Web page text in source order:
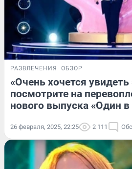
РАЗВЛЕЧЕНИЯ ОБЗОР
«Очень хочется увидеть
посмотрите на
нового выпуска «Один в
26 февраля, 2025, 22:25 2 111